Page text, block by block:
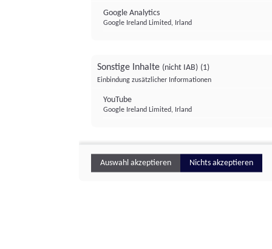
Google Analytics
Google Ireland Limited, Irland
Sonstige Inhalte (nicht IAB) (1)
Einbindung zusätzlicher Informationen
YouTube
Google Ireland Limited, Irland
Auswahl akzeptieren Nichts akzeptieren